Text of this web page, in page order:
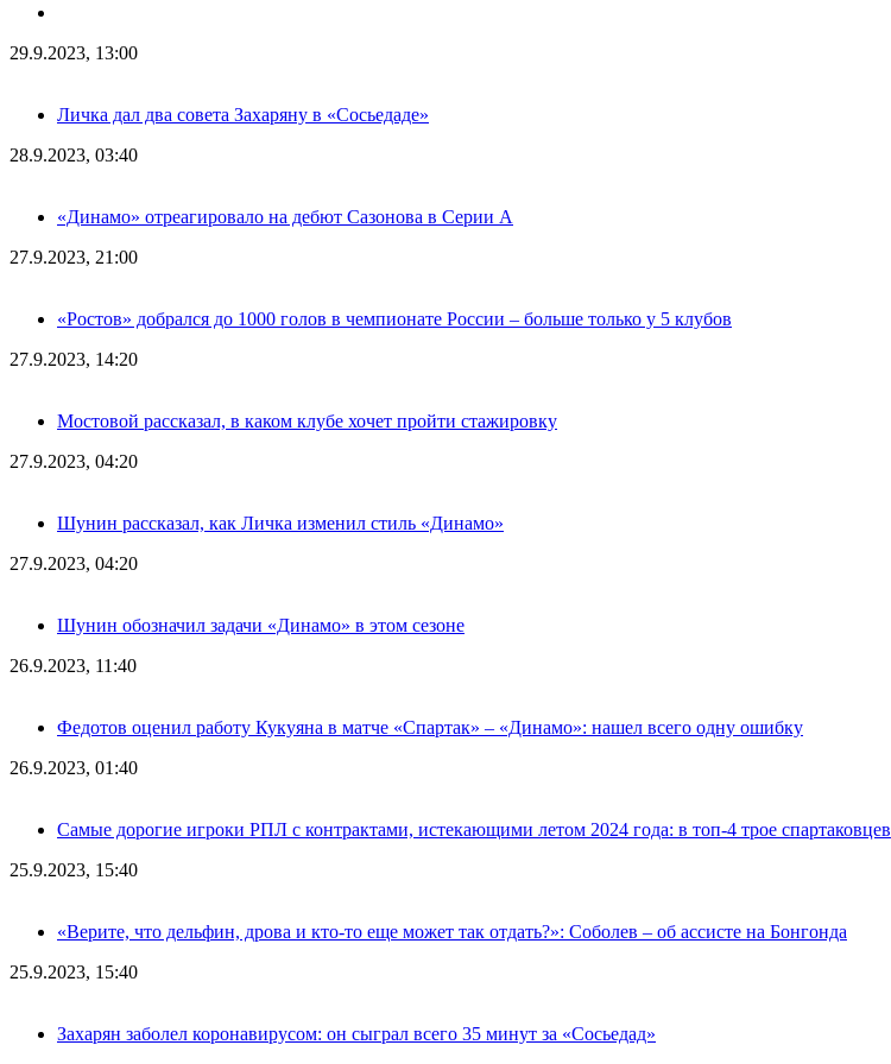
29.9.2023, 13:00
Личка дал два совета Захаряну в «Сосьедаде»
28.9.2023, 03:40
«Динамо» отреагировало на дебют Сазонова в Серии А
27.9.2023, 21:00
«Ростов» добрался до 1000 голов в чемпионате России – больше только у 5 клубов
27.9.2023, 14:20
Мостовой рассказал, в каком клубе хочет пройти стажировку
27.9.2023, 04:20
Шунин рассказал, как Личка изменил стиль «Динамо»
27.9.2023, 04:20
Шунин обозначил задачи «Динамо» в этом сезоне
26.9.2023, 11:40
Федотов оценил работу Кукуяна в матче «Спартак» – «Динамо»: нашел всего одну ошибку
26.9.2023, 01:40
Самые дорогие игроки РПЛ с контрактами, истекающими летом 2024 года: в топ-4 трое спартаковцев
25.9.2023, 15:40
«Верите, что дельфин, дрова и кто-то еще может так отдать?»: Соболев – об ассисте на Бонгонда
25.9.2023, 15:40
Захарян заболел коронавирусом: он сыграл всего 35 минут за «Сосьедад»